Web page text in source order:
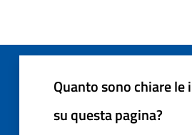
Quanto sono chiare
su questa pagina?